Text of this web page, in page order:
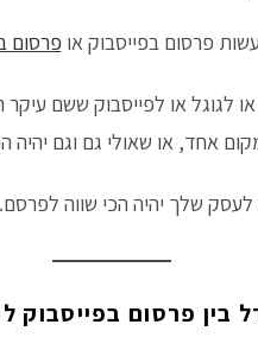
פרסום בפייסבוק או פרסום
לגוגל או לפייסבוק ששם
אחד, או שאולי גם וגם יהיה
שלך יהיה הכי שווה לפרסם.
בין פרסום בפייסבוק